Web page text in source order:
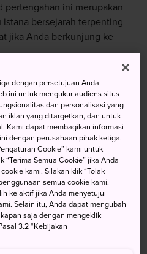
pertengahan ini merupakan
istana bersejarah terpenting
jika Anda berkunjung ke
acara musiman di istana.
dalam siraman cahaya di
Jepang yang hidup di
dengan persetujuan Anda
ini untuk mengukur audiens situs
dan personalisasi yang
iklan yang ditargetkan, dan untuk
Kami dapat membagikan informasi
dengan perusahaan pihak ketiga.
Cookie” kami untuk
Semua Cookie” jika Anda
kami. Silakan klik “Tolak
semua cookie kami.
ke aktif jika Anda menyetujui
Selain itu, Anda dapat mengubah
saja dengan mengeklik
3.2 “Kebijakan